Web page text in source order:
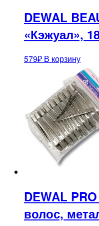
DEWAL
«Кэжуал»,
579₽ В корзину
DEWAL
волос,